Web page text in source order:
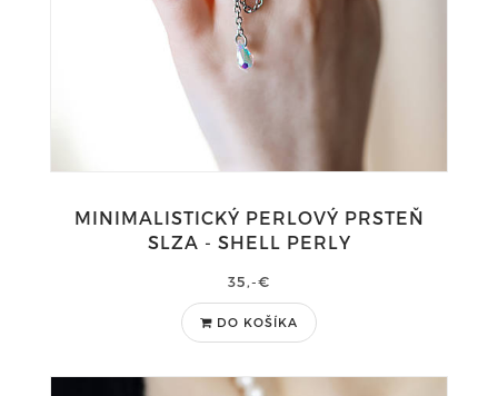
MINIMALISTICKÝ PERLOVÝ PRSTEŇ
SLZA - SHELL PERLY
35,-€
DO KOŠÍKA